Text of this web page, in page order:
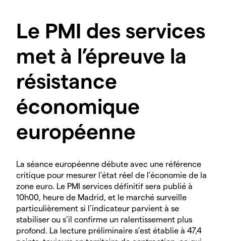
Le PMI des services
met à l’épreuve la
résistance
économique
européenne
La séance européenne débute avec une référence
critique pour mesurer l’état réel de l’économie de la
zone euro. Le PMI services définitif sera publié à
10h00, heure de Madrid, et le marché surveille
particulièrement si l’indicateur parvient à se
stabiliser ou s’il confirme un ralentissement plus
profond. La lecture préliminaire s’est établie à 47,4